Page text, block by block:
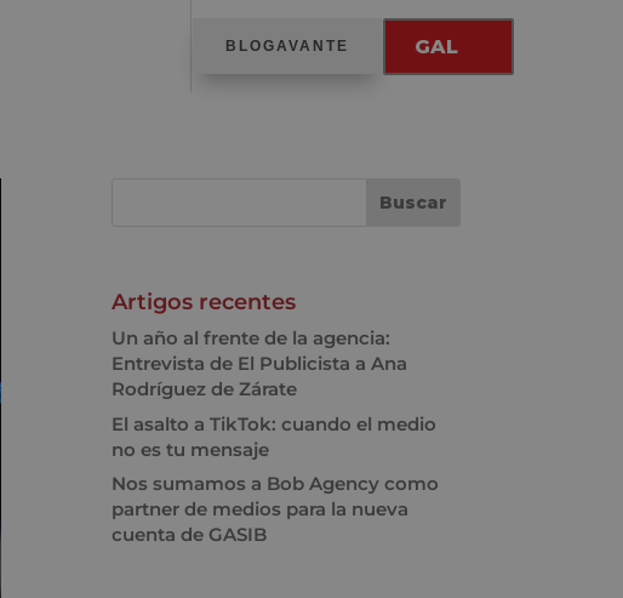
BLOGAVANTE GAL
Artigos recentes
Un año al frente de la agencia:
Entrevista de El Publicista a Ana
Rodríguez de Zárate
El asalto a TikTok: cuando el medio
no es tu mensaje
Nos sumamos a Bob Agency como
partner de medios para la nueva
cuenta de GASIB